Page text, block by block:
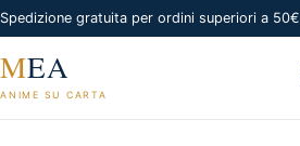
Spedizione gratuita per ordini superiori a 50€
MEA
ANIME SU CARTA